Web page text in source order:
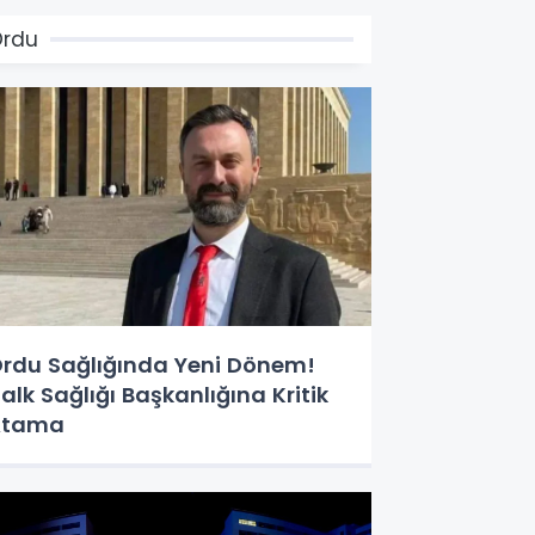
Sağlığında Yeni Dönem!
Sağlığı Başkanlığına Kritik